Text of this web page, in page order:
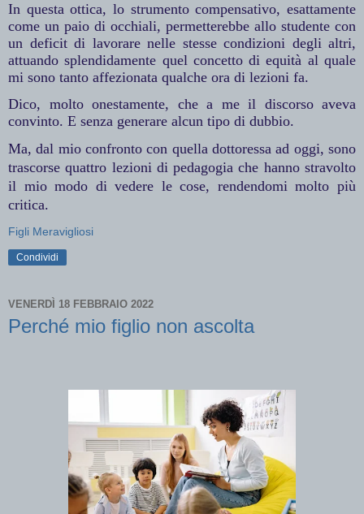
In questa ottica, lo strumento compensativo, esattamente
come un paio di occhiali, permetterebbe allo studente con
un deficit di lavorare nelle stesse condizioni degli altri,
attuando splendidamente quel concetto di equità al quale
mi sono tanto affezionata qualche ora di lezioni fa.
Dico, molto onestamente, che a me il discorso aveva
convinto. E senza generare alcun tipo di dubbio.
Ma, dal mio confronto con quella dottoressa ad oggi, sono
trascorse quattro lezioni di pedagogia che hanno stravolto
il mio modo di vedere le cose, rendendomi molto più
critica.
Figli Meravigliosi
Condividi
VENERDÌ 18 FEBBRAIO 2022
Perché mio figlio non ascolta